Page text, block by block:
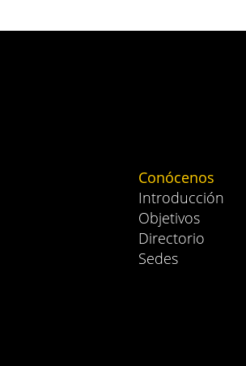
Conócenos
Introducción
Objetivos
Directorio
Sedes